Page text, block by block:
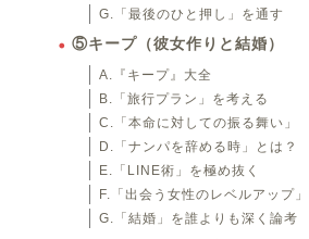
G.「最後のひと押し」を通す
⑤キープ（彼女作りと結婚）
A.『キープ』大全
B.「旅行プラン」を考える
C.「本命に対しての振る舞い」
D.「ナンパを辞める時」とは？
E.「LINE術」を極め抜く
F.「出会う女性のレベルアップ」
G.「結婚」を誰よりも深く論考